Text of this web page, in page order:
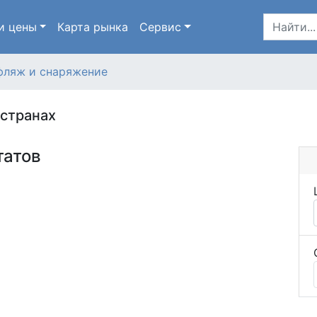
цены Карта рынка Сервис
и снаряжение